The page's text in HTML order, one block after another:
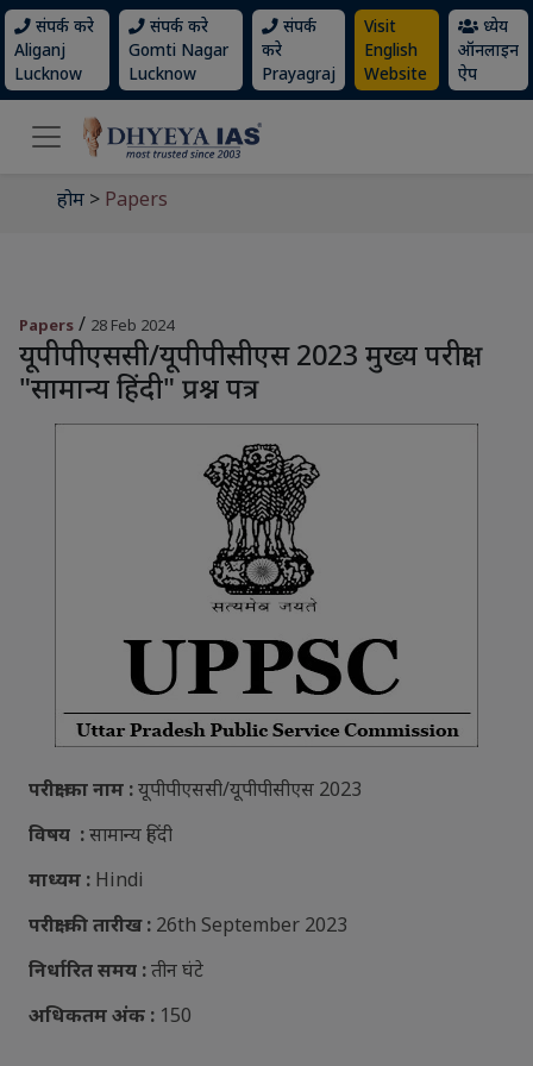
संपर्क करे
Aliganj
Lucknow
संपर्क करे
Gomti Nagar
Lucknow
संपर्क
करे
Prayagraj
Visit
English
Website
ध्येय
ऑनलाइन
ऐप
होम > Papers
Papers / 28 Feb 2024
यूपीपीएससी/यूपीपीसीएस 2023 मुख्य परीक्षा
"सामान्य हिंदी" प्रश्न पत्र
परीक्षाकानाम :यूपीपीएससी/यूपीपीसीएस 2023
विषय :सामान्यहिंदी
माध्यम : Hindi
परीक्षाकीतारीख: 26th September 2023
निर्धारितसमय :तीनघंटे
अधिकतमअंक : 150